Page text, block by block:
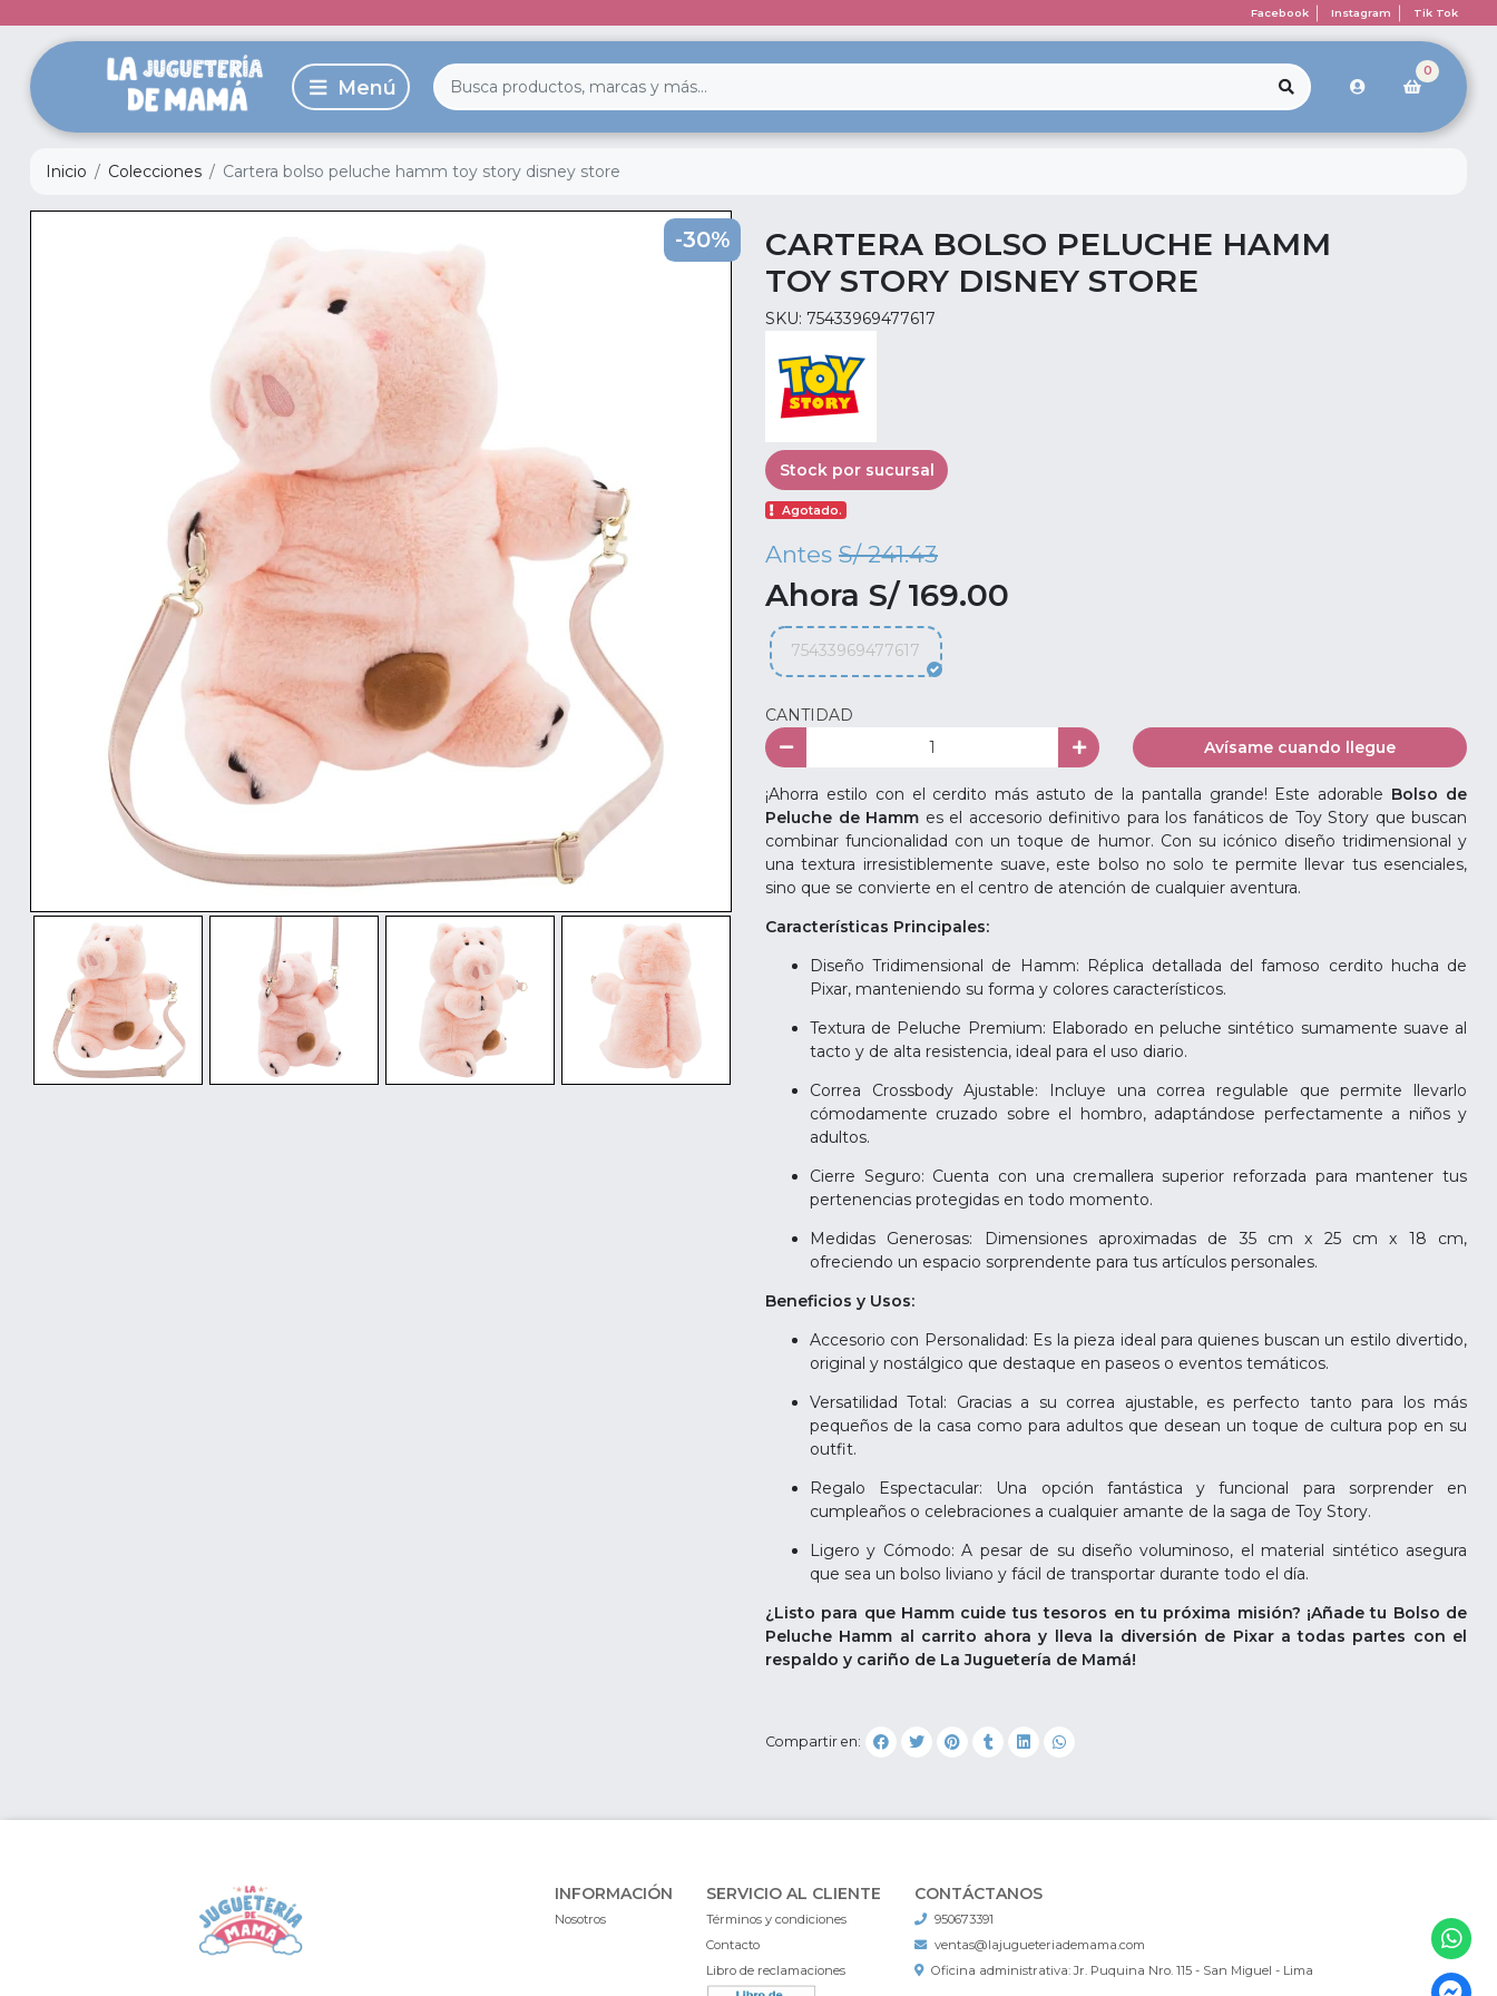
Facebook Instagram Tik Tok
0
Inicio Colecciones Cartera bolso peluche hamm toy story disney store
-30%
CARTERA BOLSO PELUCHE HAMM
TOY STORY DISNEY STORE
SKU: 75433969477617
Stock por sucursal
Agotado.
Antes S/ 241.43
Ahora S/ 169.00
75433969477617
CANTIDAD
Avísame cuando llegue
¡Ahorra estilo con el cerdito más astuto de la pantalla grande! Este adorable Bolso de
Peluche de Hamm es el accesorio definitivo para los fanáticos de Toy Story que buscan
combinar funcionalidad con un toque de humor. Con su icónico diseño tridimensional y
una textura irresistiblemente suave, este bolso no solo te permite llevar tus esenciales,
sino que se convierte en el centro de atención de cualquier aventura.
Características Principales:
Diseño Tridimensional de Hamm: Réplica detallada del famoso cerdito hucha de
Pixar, manteniendo su forma y colores característicos.
Textura de Peluche Premium: Elaborado en peluche sintético sumamente suave al
tacto y de alta resistencia, ideal para el uso diario.
Correa Crossbody Ajustable: Incluye una correa regulable que permite llevarlo
cómodamente cruzado sobre el hombro, adaptándose perfectamente a niños y
adultos.
Cierre Seguro: Cuenta con una cremallera superior reforzada para mantener tus
pertenencias protegidas en todo momento.
Medidas Generosas: Dimensiones aproximadas de 35 cm x 25 cm x 18 cm,
ofreciendo un espacio sorprendente para tus artículos personales.
Beneficios y Usos:
Accesorio con Personalidad: Es la pieza ideal para quienes buscan un estilo divertido,
original y nostálgico que destaque en paseos o eventos temáticos.
Versatilidad Total: Gracias a su correa ajustable, es perfecto tanto para los más
pequeños de la casa como para adultos que desean un toque de cultura pop en su
outfit.
Regalo Espectacular: Una opción fantástica y funcional para sorprender en
cumpleaños o celebraciones a cualquier amante de la saga de Toy Story.
Ligero y Cómodo: A pesar de su diseño voluminoso, el material sintético asegura
que sea un bolso liviano y fácil de transportar durante todo el día.
¿Listo para que Hamm cuide tus tesoros en tu próxima misión? ¡Añade tu Bolso de
Peluche Hamm al carrito ahora y lleva la diversión de Pixar a todas partes con el
respaldo y cariño de La Juguetería de Mamá!
Compartir en:
INFORMACIÓN
Nosotros
SERVICIO AL CLIENTE
Términos y condiciones
Contacto
Libro de reclamaciones
CONTÁCTANOS
950673391
ventas@lajugueteriademama.com
Oficina administrativa: Jr. Puquina Nro. 115 - San Miguel - Lima